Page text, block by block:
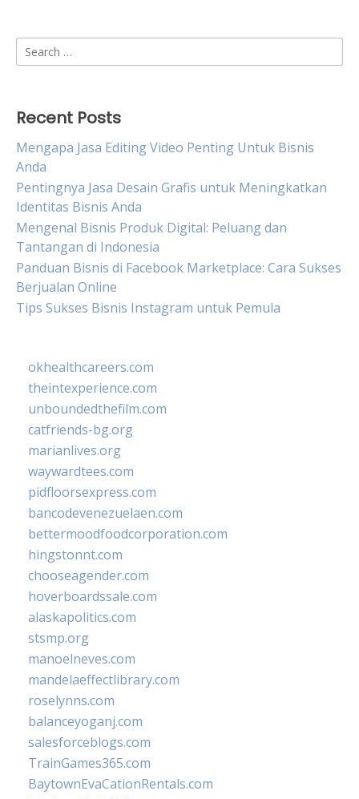
Search
for:
Recent Posts
Mengapa Jasa Editing Video Penting Untuk Bisnis
Anda
Pentingnya Jasa Desain Grafis untuk Meningkatkan
Identitas Bisnis Anda
Mengenal Bisnis Produk Digital: Peluang dan
Tantangan di Indonesia
Panduan Bisnis di Facebook Marketplace: Cara Sukses
Berjualan Online
Tips Sukses Bisnis Instagram untuk Pemula
okhealthcareers.com
theintexperience.com
unboundedthefilm.com
catfriends-bg.org
marianlives.org
waywardtees.com
pidfloorsexpress.com
bancodevenezuelaen.com
bettermoodfoodcorporation.com
hingstonnt.com
chooseagender.com
hoverboardssale.com
alaskapolitics.com
stsmp.org
manoelneves.com
mandelaeffectlibrary.com
roselynns.com
balanceyoganj.com
salesforceblogs.com
TrainGames365.com
BaytownEvaCationRentals.com